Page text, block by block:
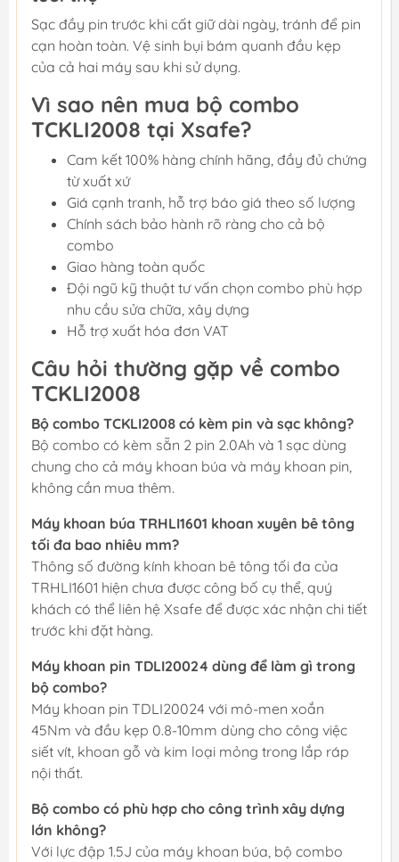
Sạc đầy pin trước khi cất giữ dài ngày, tránh để pin
cạn hoàn toàn. Vệ sinh bụi bám quanh đầu kẹp
của cả hai máy sau khi sử dụng.
Vì sao nên mua bộ combo
TCKLI2008 tại Xsafe?
Cam kết 100% hàng chính hãng, đầy đủ chứng
từ xuất xứ
Giá cạnh tranh, hỗ trợ báo giá theo số lượng
Chính sách bảo hành rõ ràng cho cả bộ
combo
Giao hàng toàn quốc
Đội ngũ kỹ thuật tư vấn chọn combo phù hợp
nhu cầu sửa chữa, xây dựng
Hỗ trợ xuất hóa đơn VAT
Câu hỏi thường gặp về combo
TCKLI2008
Bộ combo TCKLI2008 có kèm pin và sạc không?
Bộ combo có kèm sẵn 2 pin 2.0Ah và 1 sạc dùng
chung cho cả máy khoan búa và máy khoan pin,
không cần mua thêm.
Máy khoan búa TRHLI1601 khoan xuyên bê tông
tối đa bao nhiêu mm?
Thông số đường kính khoan bê tông tối đa của
TRHLI1601 hiện chưa được công bố cụ thể, quý
khách có thể liên hệ Xsafe để được xác nhận chi tiết
trước khi đặt hàng.
Máy khoan pin TDLI20024 dùng để làm gì trong
bộ combo?
Máy khoan pin TDLI20024 với mô-men xoắn
45Nm và đầu kẹp 0.8-10mm dùng cho công việc
siết vít, khoan gỗ và kim loại mỏng trong lắp ráp
nội thất.
Bộ combo có phù hợp cho công trình xây dựng
lớn không?
Với lực đập 1.5J của máy khoan búa, bộ combo